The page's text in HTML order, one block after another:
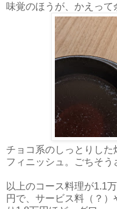
味覚のほうが、かえって
チョコ系のしっとりし
フィニッシュ。ごちそう
以上のコース料理が1.1
円で、サービス料（？